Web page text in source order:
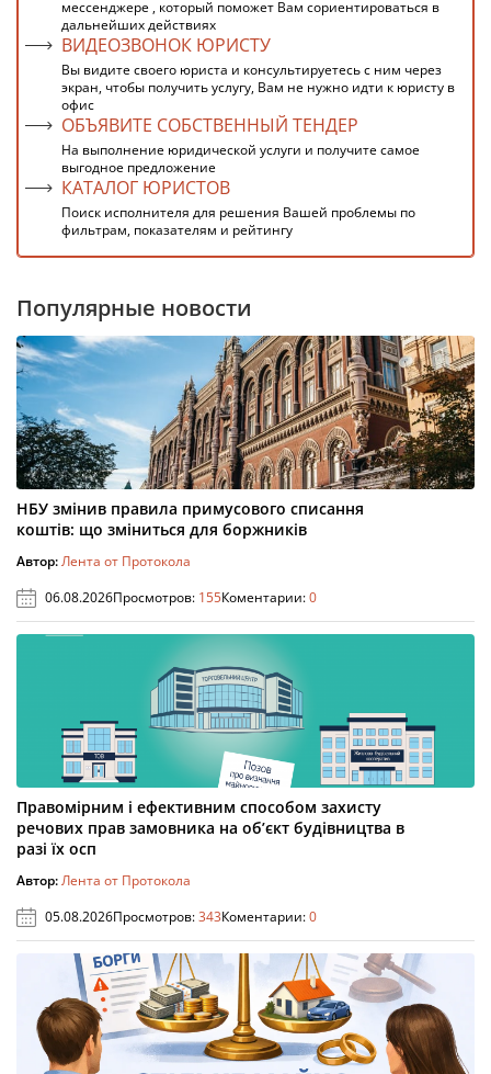
мессенджере , который поможет Вам сориентироваться в
дальнейших действиях
ВИДЕОЗВОНОК ЮРИСТУ
Вы видите своего юриста и консультируетесь с ним через
экран, чтобы получить услугу, Вам не нужно идти к юристу в
офис
ОБЪЯВИТЕ СОБСТВЕННЫЙ ТЕНДЕР
На выполнение юридической услуги и получите самое
выгодное предложение
КАТАЛОГ ЮРИСТОВ
Поиск исполнителя для решения Вашей проблемы по
фильтрам, показателям и рейтингу
Популярные новости
НБУ змінив правила примусового списання
коштів: що зміниться для боржників
Автор:Лента от Протокола
06.08.2026Просмотров: 155Коментарии:0
Правомірним і ефективним способом захисту
речових прав замовника на об’єкт будівництва в
разі їх осп
Автор:Лента от Протокола
05.08.2026Просмотров:343Коментарии:0